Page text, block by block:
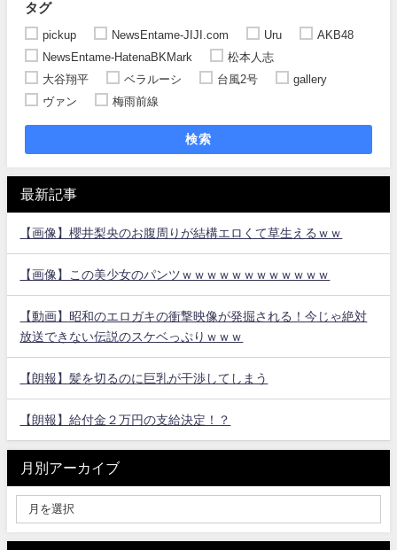
タグ
pickup NewsEntame-JIJI.com Uru
AKB48
NewsEntame-HatenaBKMark
松本人志
大谷翔平
ベラルーシ 台風2号
gallery
ヴァン
梅雨前線
検索
最新記事
【画像】櫻井梨央のお腹周りが結構エロくて草生えるｗｗ
【画像】この美少女のパンツｗｗｗｗｗｗｗｗｗｗｗｗ
【動画】昭和のエロガキの衝撃映像が発掘される！今じゃ絶対
放送できない伝説のスケベっぷりｗｗｗ
【朗報】髪を切るのに巨乳が干渉してしまう
【朗報】給付金２万円の支給決定！？
月別アーカイブ